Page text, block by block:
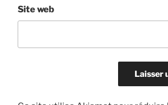
Site web